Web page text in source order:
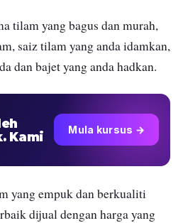
tilam yang bagus dan murah,
saiz tilam yang anda idamkan,
dan bajet yang anda hadkan.
Kami
Mula kursus →
yang empuk dan berkualiti
dijual dengan harga yang